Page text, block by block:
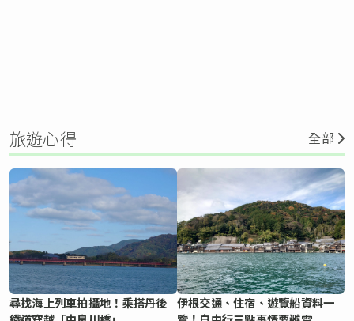
旅遊心得 全部
尋找海上列車拍攝地！乘搭丹後
伊根交通、住宿、遊覽船資料一